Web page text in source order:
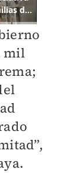
mil